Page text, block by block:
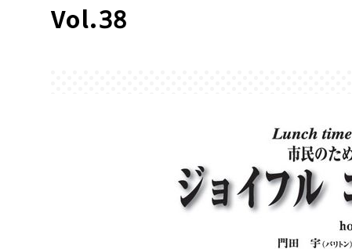
Vol.38